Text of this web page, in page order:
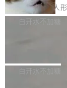
agent 有本质区别
计是基于早期模
细致的一份规则。
可以用来分析、提
不得生成涉及安全
ek 获配 93.3 万
8月6日晚间，“人
有限公司披露IPO
36个月。 公告显
白开水不加糖
Bug fixes and
白开水不加糖